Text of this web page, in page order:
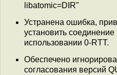
libatomic=DIR"
Устранена ошибка,
установить
использовании 0-RTT.
Обеспечено
согласования версий